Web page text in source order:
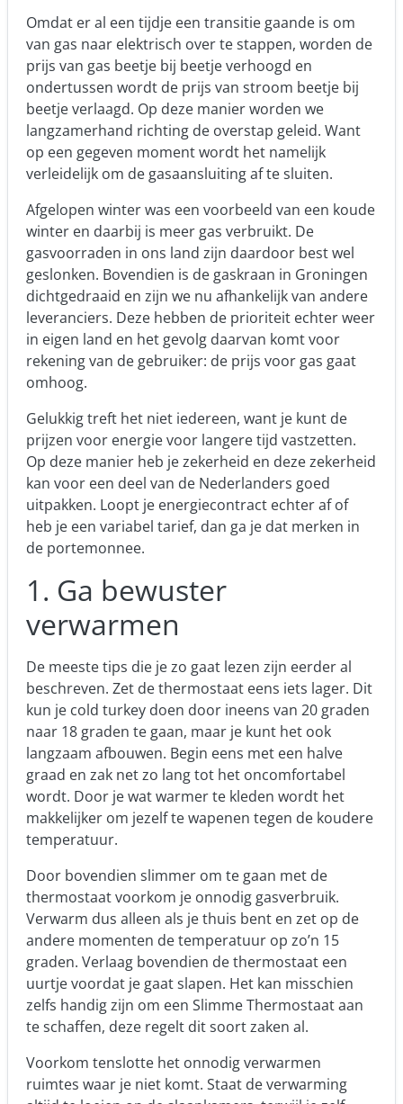
Omdat er al een tijdje een transitie gaande is om
van gas naar elektrisch over te stappen, worden de
prijs van gas beetje bij beetje verhoogd en
ondertussen wordt de prijs van stroom beetje bij
beetje verlaagd. Op deze manier worden we
langzamerhand richting de overstap geleid. Want
op een gegeven moment wordt het namelijk
verleidelijk om de gasaansluiting af te sluiten.
Afgelopen winter was een voorbeeld van een koude
winter en daarbij is meer gas verbruikt. De
gasvoorraden in ons land zijn daardoor best wel
geslonken. Bovendien is de gaskraan in Groningen
dichtgedraaid en zijn we nu afhankelijk van andere
leveranciers. Deze hebben de prioriteit echter weer
in eigen land en het gevolg daarvan komt voor
rekening van de gebruiker: de prijs voor gas gaat
omhoog.
Gelukkig treft het niet iedereen, want je kunt de
prijzen voor energie voor langere tijd vastzetten.
Op deze manier heb je zekerheid en deze zekerheid
kan voor een deel van de Nederlanders goed
uitpakken. Loopt je energiecontract echter af of
heb je een variabel tarief, dan ga je dat merken in
de portemonnee.
1. Ga bewuster
verwarmen
De meeste tips die je zo gaat lezen zijn eerderal
beschreven. Zet de thermostaat eens iets lager. Dit
kun je cold turkey doen door ineens van 20 graden
naar 18 graden te gaan, maar je kunt het ook
langzaam afbouwen. Begin eens met een halve
graad en zak net zo lang tot het oncomfortabel
wordt. Door je wat warmer te kleden wordt het
makkelijker om jezelf te wapenen tegen de koudere
temperatuur.
Door bovendien slimmer om te gaan met de
thermostaat voorkom je onnodig gasverbruik.
Verwarm dus alleen als je thuis bent en zet op de
andere momenten de temperatuur op zo’n 15
graden. Verlaag bovendien de thermostaat een
uurtje voordat je gaat slapen. Het kan misschien
zelfs handig zijn om een Slimme Thermostaat aan
te schaffen, deze regelt dit soort zaken al.
Voorkom tenslotte het onnodig verwarmen
ruimtes waar je niet komt. Staat de verwarming